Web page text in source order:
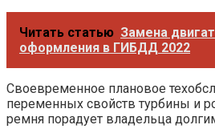
Читать статью Замена
оформления в ГИБДД 2022
Своевременное плановое
переменных свойств турбины и
ремня порадует владельца